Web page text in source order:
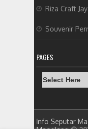
Riza Craft
Souvenir
PAGES
Info Seputar